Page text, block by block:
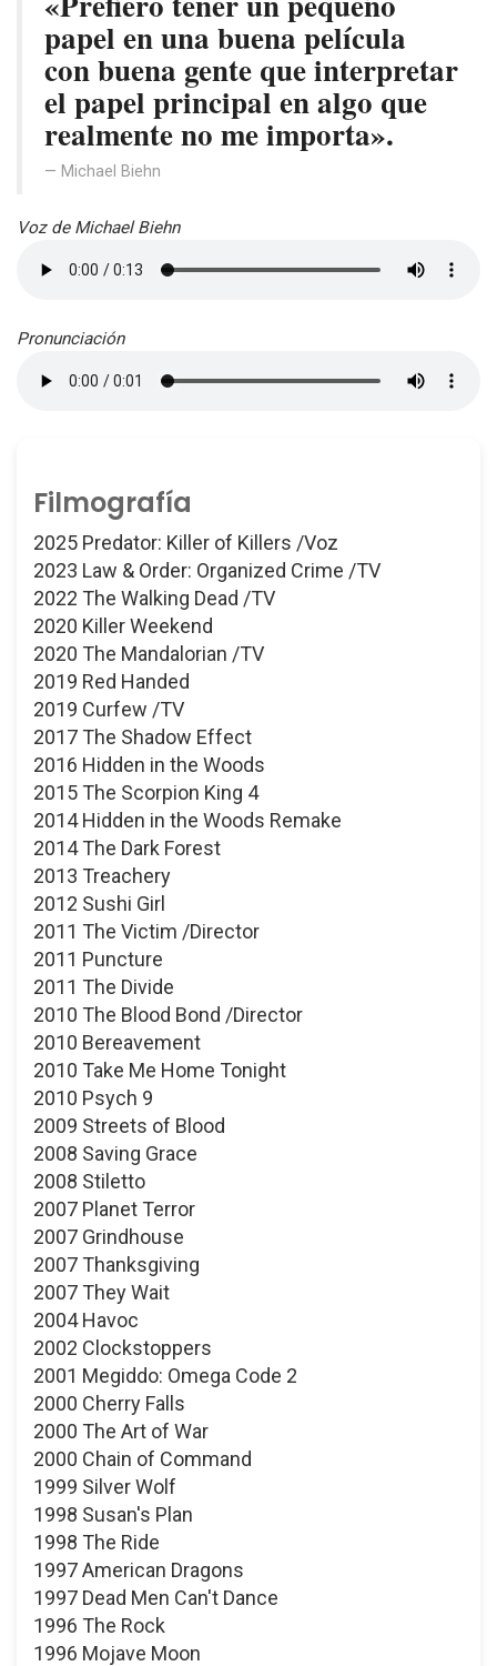
papel en una buena película
con buena gente que interpretar
el papel principal en algo que
realmente no me importa».
Michael Biehn
Voz de Michael Biehn
Pronunciación
Filmografía
2025 Predator: Killer of Killers /Voz
2023 Law & Order: Organized Crime /TV
2022 The Walking Dead /TV
2020 Killer Weekend
2020 The Mandalorian /TV
2019 Red Handed
2019 Curfew /TV
2017 The Shadow Effect
2016 Hidden in the Woods
2015 The Scorpion King 4
2014 Hidden in the Woods Remake
2014 The Dark Forest
2013 Treachery
2012 Sushi Girl
2011 The Victim /Director
2011 Puncture
2011 The Divide
2010 The Blood Bond /Director
2010 Bereavement
2010 Take Me Home Tonight
2010 Psych 9
2009 Streets of Blood
2008 Saving Grace
2008 Stiletto
2007 Planet Terror
2007 Grindhouse
2007 Thanksgiving
2007 They Wait
2004 Havoc
2002 Clockstoppers
2001 Megiddo: Omega Code 2
2000 Cherry Falls
2000 The Art of War
2000 Chain of Command
1999 Silver Wolf
1998 Susan's Plan
1998 The Ride
1997 American Dragons
1997 Dead Men Can't Dance
1996 The Rock
1996 Mojave Moon